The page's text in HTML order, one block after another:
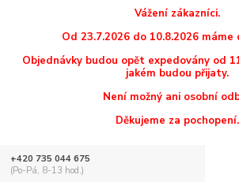
Vážení zákazníci.
Od 23.7.2026 do 10.8.2026 máme
Objednávky budou opět expedovány od
jakém budou přijaty.
Není možný ani osobní
Děkujeme za pochopení.
+420 735 044 675
(Po-Pá, 8-13 hod.)